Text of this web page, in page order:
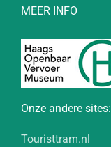
MEER INFO
Onze andere sites:
Touristtram.nl